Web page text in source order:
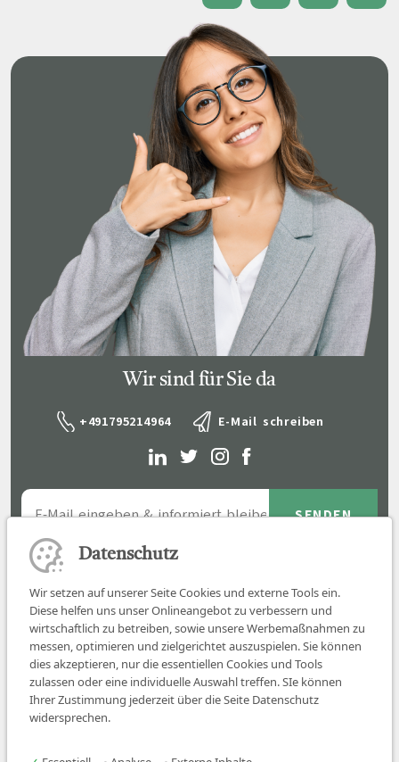
Wir sind für Sie da
+491795214964 E-Mail schreiben
Job finden
Datenschutz
Wir setzen auf unserer Seite Cookies und externe Tools ein.
Diese helfen uns unser Onlineangebot zu verbessern und
wirtschaftlich zu betreiben, sowie unsere Werbemaßnahmen zu
messen, optimieren und zielgerichtet auszuspielen. Sie können
dies akzeptieren, nur die essentiellen Cookies und Tools
zulassen oder eine individuelle Auswahl treffen. SIe können
Ihrer Zustimmung jederzeit über die Seite Datenschutz
widersprechen.